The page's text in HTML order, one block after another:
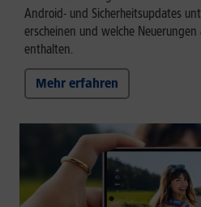
Android- und Sicherheitsupdates
erscheinen und welche Neuerungen
enthalten.
Mehr erfahren